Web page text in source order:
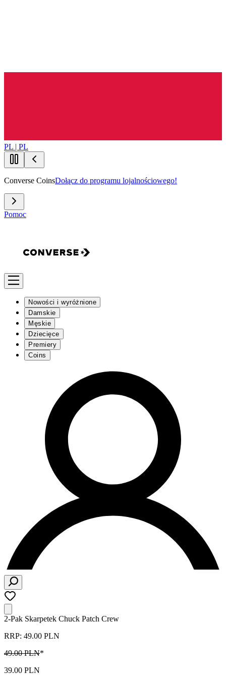
PL | PL
Converse CoinsDołącz do programu lojalnościowego!
Pomoc
Nowości i wyróżnione
Damskie
Męskie
Dziecięce
Premiery
Coins
2-Pak Skarpetek Chuck Patch Crew
RRP: 49.00 PLN
49.00 PLN*
39.00 PLN